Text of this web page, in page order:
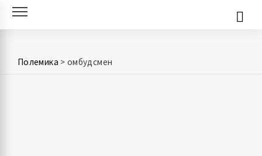
Skip
Полемика > омбудсмен